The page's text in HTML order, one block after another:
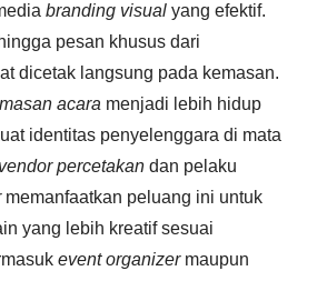
branding visual yang efektif.
pesan khusus dari
dicetak langsung pada kemasan.
acara menjadi lebih hidup
identitas penyelenggara di mata
vendor percetakan dan pelaku
memanfaatkan peluang ini untuk
yang lebih kreatif sesuai
event organizermaupun